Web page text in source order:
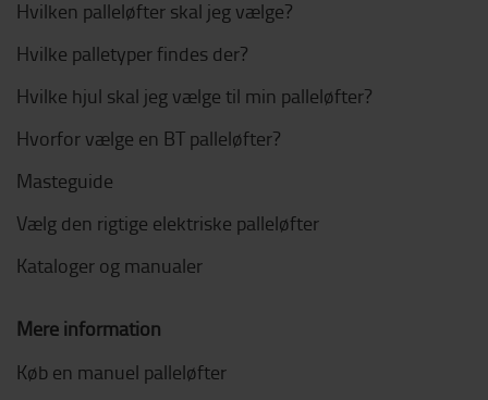
Hvilken palleløfter skal jeg vælge?
Hvilke palletyper findes der?
Hvilke hjul skal jeg vælge til min palleløfter?
Hvorfor vælge en BT palleløfter?
Masteguide
Vælg den rigtige elektriske palleløfter
Kataloger og manualer
Mere information
Køb en manuel palleløfter